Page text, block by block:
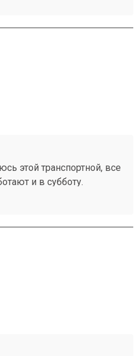
этой транспортной, все
и в субботу.